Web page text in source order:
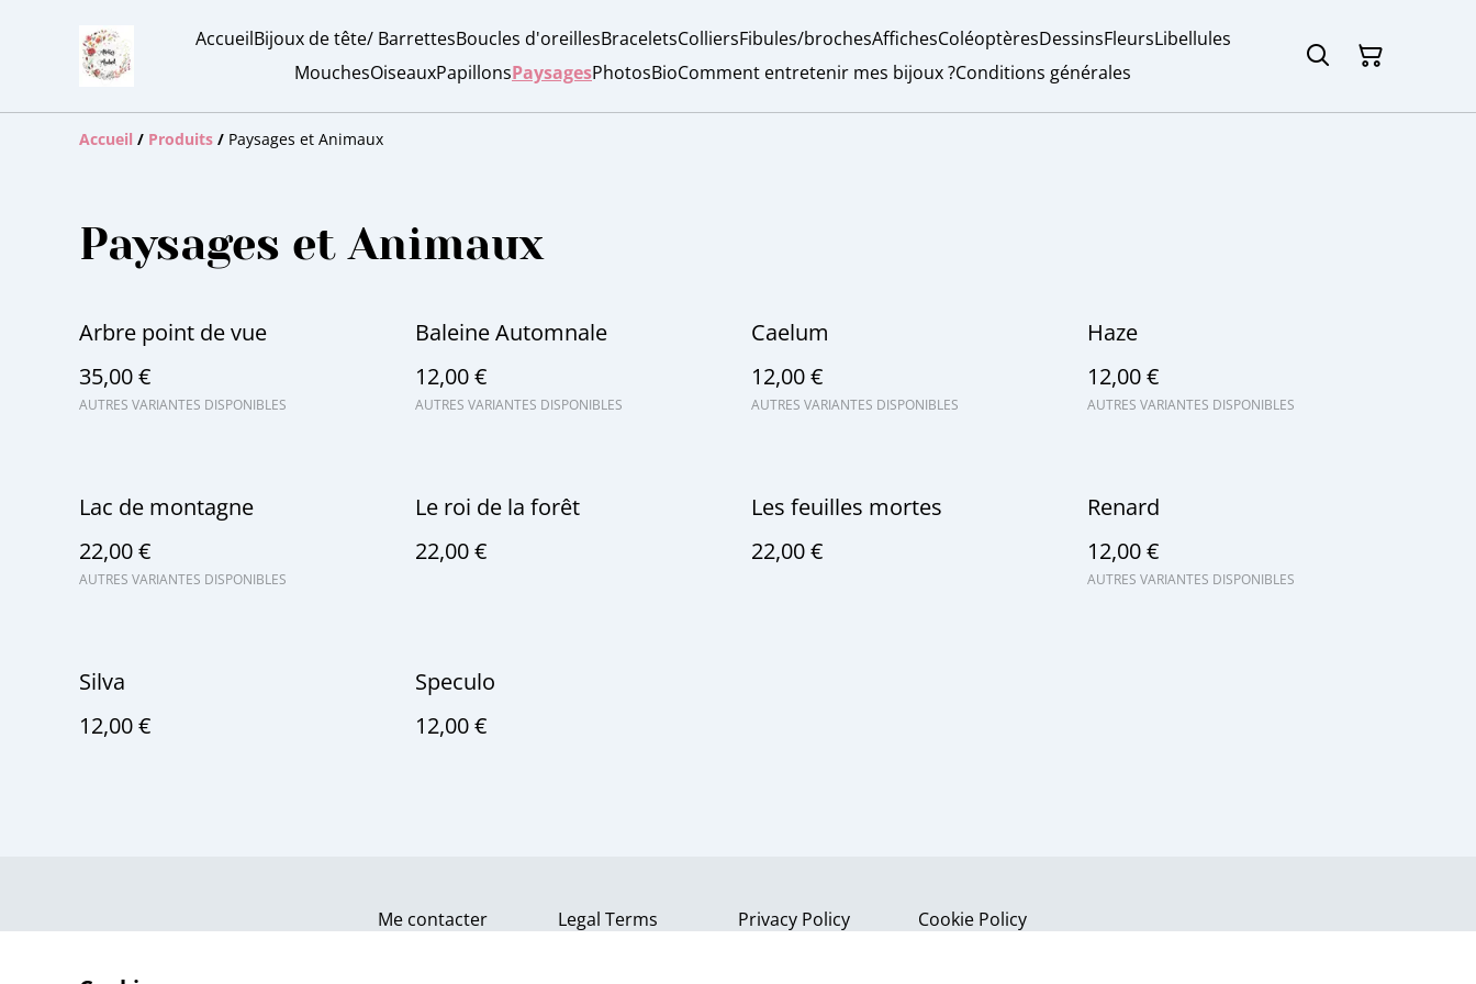
AccueilBijoux de tête/ BarrettesBoucles d'oreillesBraceletsColliersFibules/brochesAffichesColéoptèresDessinsFleursLibellules
MouchesOiseauxPapillonsPaysagesPhotosBioComment entretenir mes bijoux ?Conditions générales
Accueil / Produits / Paysages et Animaux
Paysages et Animaux
Arbre point de vue
35,00 €
AUTRES VARIANTES DISPONIBLES
Baleine Automnale
12,00 €
AUTRES VARIANTES DISPONIBLES
Caelum
12,00 €
AUTRES VARIANTES DISPONIBLES
Haze
12,00 €
AUTRES VARIANTES DISPONIBLES
Lac de montagne
22,00 €
AUTRES VARIANTES DISPONIBLES
Le roi de la forêt
22,00 €
Les feuilles mortes
22,00 €
Renard
12,00 €
AUTRES VARIANTES DISPONIBLES
Silva
12,00 €
Speculo
12,00 €
Me contacter Legal Terms Privacy Policy Cookie Policy